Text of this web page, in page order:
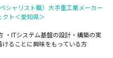
シャリスト職）大手重工業メーカー
ト＜愛知県＞
・ITシステム基盤の設計・構築の実
ることに興味をもっている方